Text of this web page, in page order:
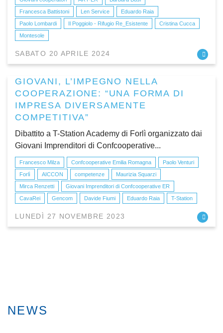
Francesca Battistoni
Len Service
Eduardo Raia
Paolo Lombardi
Il Poggiolo - Rifugio Re_Esistente
Cristina Cucca
Montesole
SABATO 20 APRILE 2024
GIOVANI, L’IMPEGNO NELLA
COOPERAZIONE: “UNA FORMA DI
IMPRESA DIVERSAMENTE
COMPETITIVA”
Dibattito a T-Station Academy di Forlì organizzato dai
Giovani Imprenditori di Confcooperative...
Francesco Milza Confcooperative Emilia Romagna
Paolo Venturi
Forlì
AICCON competenze
Maurizia Squarzi
Mirca Renzetti
Giovani Imprenditori di Confcooperative ER
CavaRei
Gencom Davide Fiumi Eduardo Raia T-Station
LUNEDÌ 27 NOVEMBRE 2023
NEWS